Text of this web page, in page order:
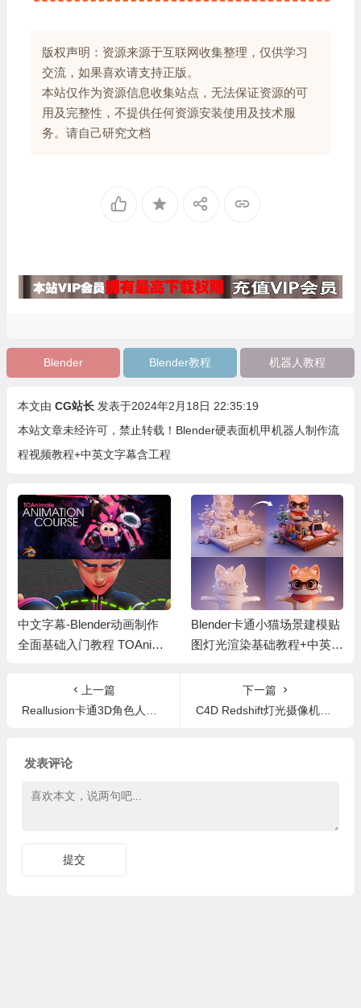
版权声明：资源来源于互联网收集整理，仅供学习
交流，如果喜欢请支持正版。
本站仅作为资源信息收集站点，无法保证资源的可
用及完整性，不提供任何资源安装使用及技术服
务。请自己研究文档
Blender Blender教程 机器人教程
本文由 CG站长 发表于2024年2月18日 22:35:19
本站文章未经许可，禁止转载！ Blender硬表面机甲机器人制作流
程视频教程+中英文字幕含工程
中文字幕-Blender动画制作
全面基础入门教程 TOAnima
Blender卡通小猫场景建模贴
图灯光渲染基础教程+中英文
上一篇
Reallusion卡通3D角色人物校园儿童和青少年 Kids & Teens on Campus
下一篇
C4D Redshift灯光摄像机渲染动画教程 Lights, Camera, Render | C4D + Redshift Training Masterclass
发表评论